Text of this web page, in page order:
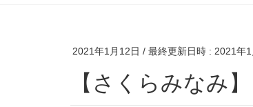
2021年1月12日 / 最終更新日時 : 2021年
【さくらみな